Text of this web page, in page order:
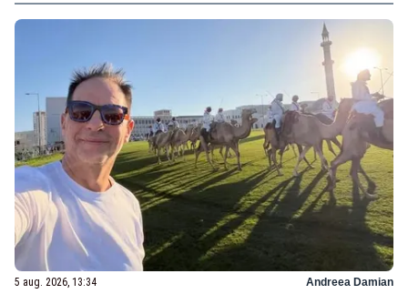
5 aug. 2026, 13:34 Andreea Damian